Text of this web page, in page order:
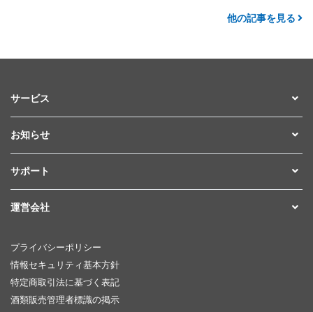
他の記事を見る
サービス
お知らせ
サポート
運営会社
プライバシーポリシー
情報セキュリティ基本方針
特定商取引法に基づく表記
酒類販売管理者標識の掲示